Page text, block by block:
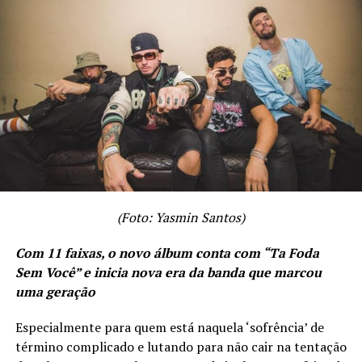
DJ Donna convida a rapper Sharylaine para mesa de
debate no Centro Cultural São Paulo
NÃO PERCA
João Gordo se apresenta com o disco “Brutal Brega” em
Curitiba
(Foto: Yasmin Santos)
Com 11 faixas, o novo álbum conta com “Ta Foda
Sem Você” e inicia nova era da banda que marcou
uma geração
Especialmente para quem está naquela ‘sofrência’ de
término complicado e lutando para não cair na tentação